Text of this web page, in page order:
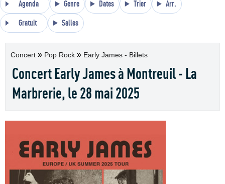
Agenda Genre Dates Trier Arr.
Gratuit Salles
Concert » Pop Rock » Early James - Billets
Concert Early James à Montreuil - La
Marbrerie, le 28 mai 2025